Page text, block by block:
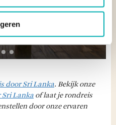
door Sri Lanka. Bekijk onze
Lanka of laat je rondreis
door onze ervaren